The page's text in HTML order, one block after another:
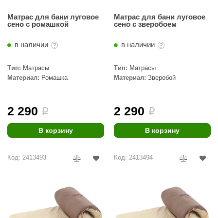
Матрас для бани луговое
сено c ромашкой
в наличии
Тип: Матрасы
Материал: Ромашка
2 290 i
В корзину
Матрас для бани луговое
сено c зверобоем
в наличии
Тип: Матрасы
Материал: Зверобой
2 290 i
В корзину
Код: 2413493 Код: 2413494